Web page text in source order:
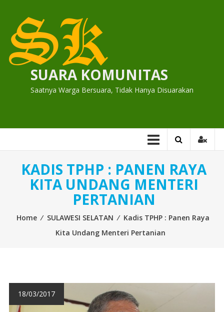
content
SUARA KOMUNITAS
Saatnya Warga Bersuara, Tidak Hanya Disuarakan
KADIS TPHP : PANEN RAYA
KITA UNDANG MENTERI
PERTANIAN
Home ⁄ SULAWESI SELATAN ⁄ Kadis TPHP : Panen Raya
Kita Undang Menteri Pertanian
18/03/2017